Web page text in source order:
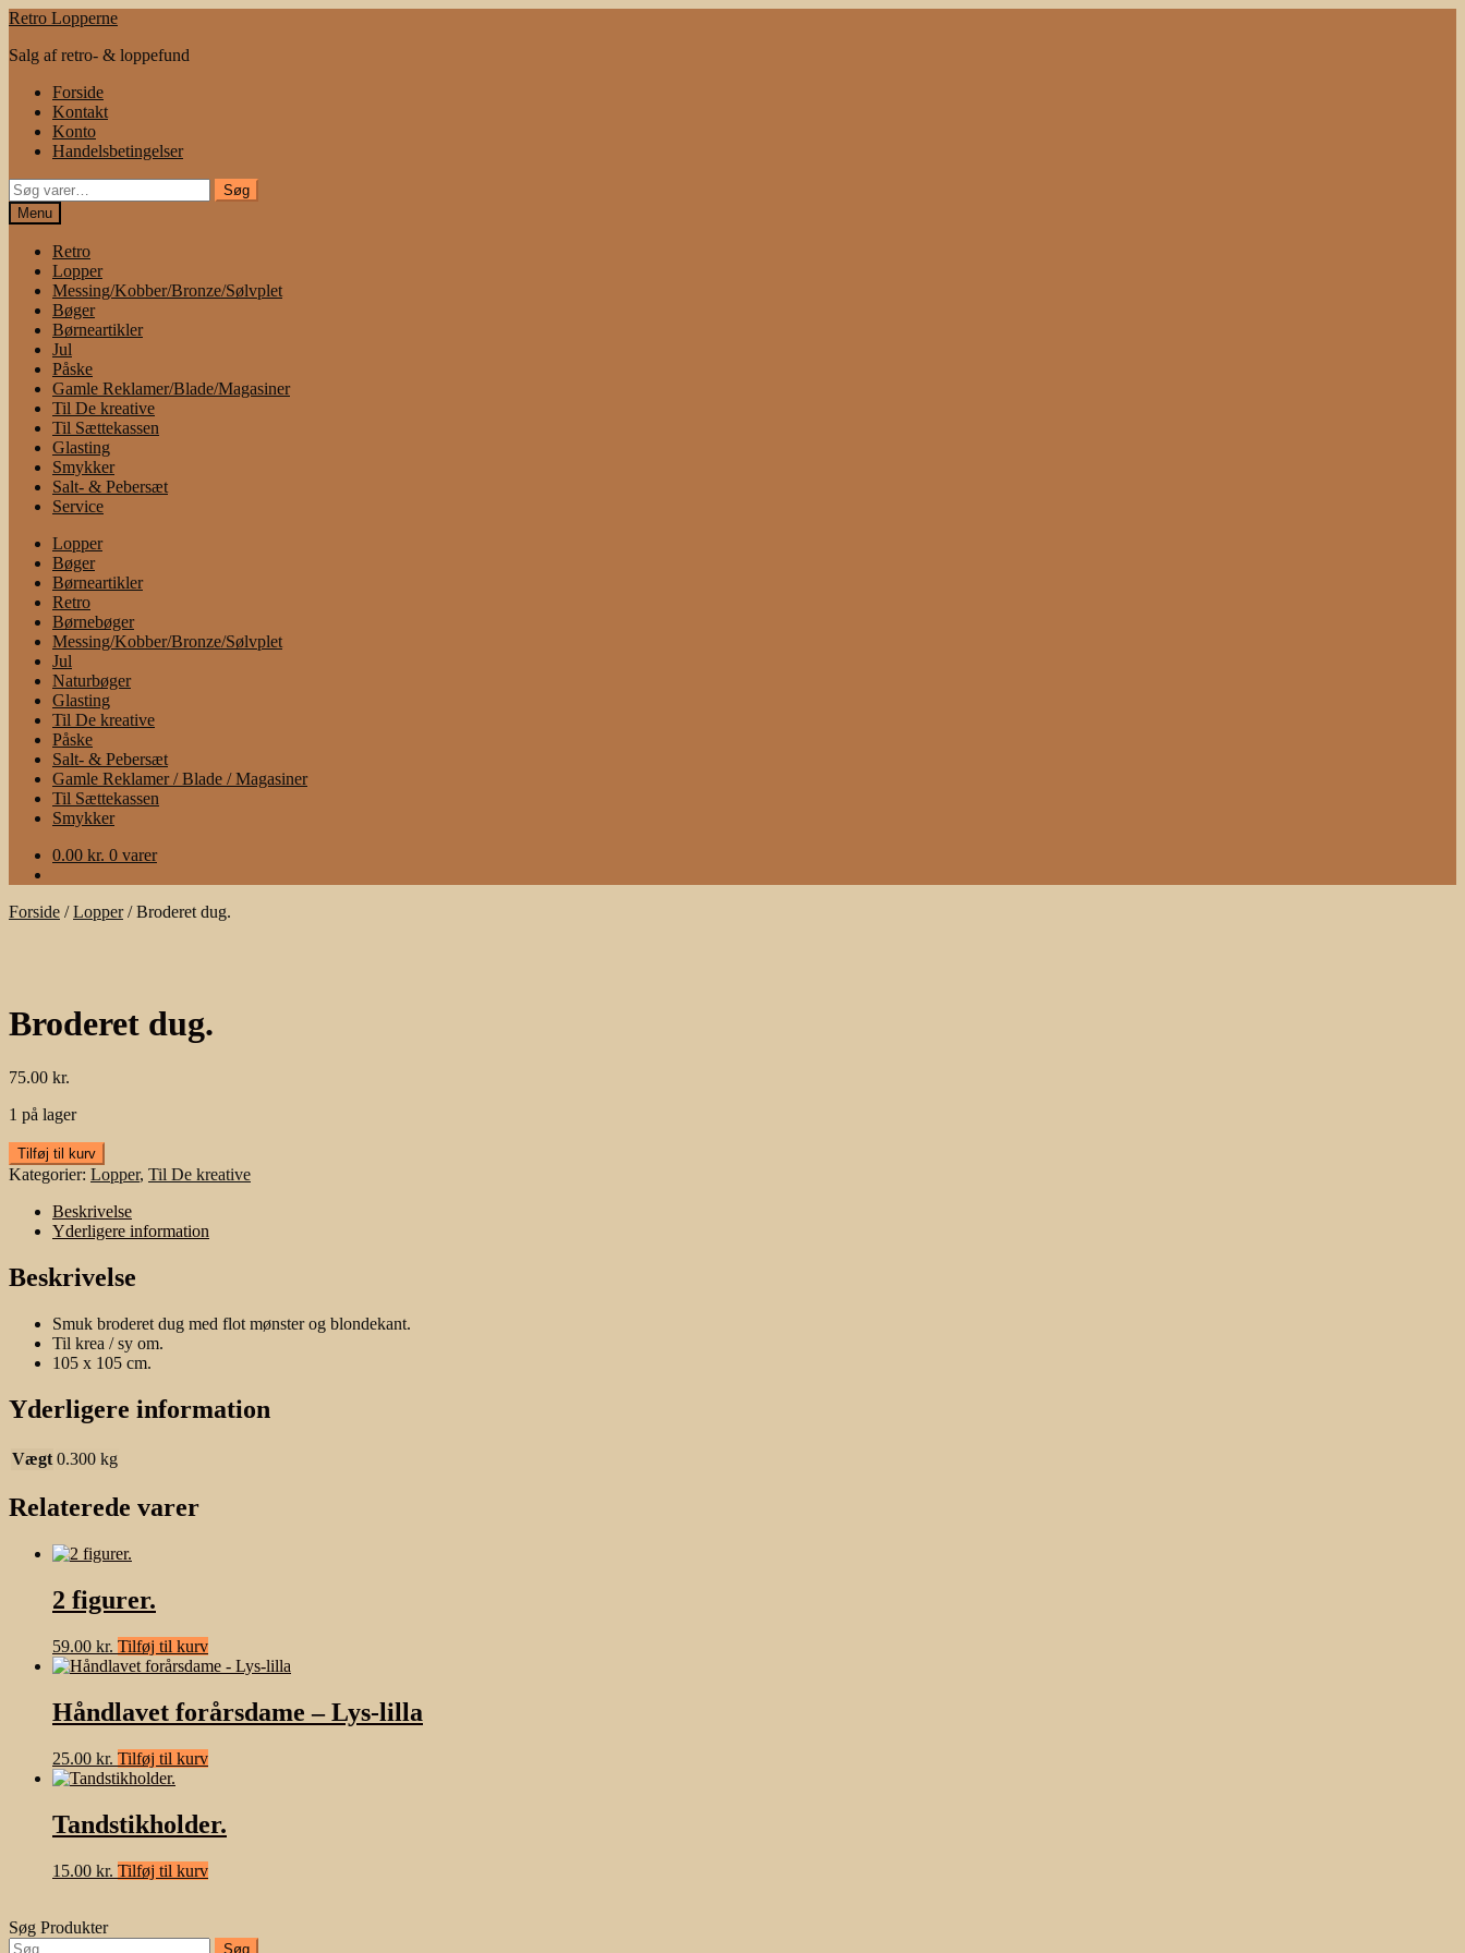
Spring
navigation
Spring
indhold
Retro Lopperne
Salg af retro- & loppefund
Forside
Kontakt
Konto
Handelsbetingelser
Søg
efter:
Søg
Menu
Retro
Lopper
Messing/Kobber/Bronze/Sølvplet
Bøger
Børneartikler
Jul
Påske
Gamle Reklamer/Blade/Magasiner
Til De kreative
Til Sættekassen
Glasting
Smykker
Salt- & Pebersæt
Service
Lopper
Bøger
Børneartikler
Retro
Børnebøger
Messing/Kobber/Bronze/Sølvplet
Jul
Naturbøger
Glasting
Til De kreative
Påske
Salt- & Pebersæt
Gamle Reklamer / Blade / Magasiner
Til Sættekassen
Smykker
0.00 kr. 0 varer
Forside /Lopper/Broderet dug.
Broderet dug.
75.00 kr.
1 på lager
Broderet
dug.
Tilføj til kurv
Kategorier: Lopper, Til De kreative
Beskrivelse
Yderligere information
Beskrivelse
Smuk broderet dug med flot mønster og blondekant.
Til krea / sy om.
105 x 105 cm.
Yderligere information
Vægt 0.300 kg
Relaterede varer
2 figurer.
59.00 kr. Tilføj til kurv
Håndlavet forårsdame – Lys-lilla
25.00 kr. Tilføj til kurv
Tandstikholder.
15.00 kr. Tilføj til kurv
Søg Produkter
Søg